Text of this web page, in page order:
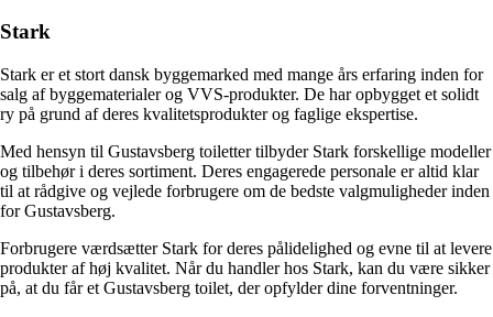
Stark
Stark er et stort dansk byggemarked med mange års erfaring inden for
salg af byggematerialer og VVS-produkter. De har opbygget et solidt
ry på grund af deres kvalitetsprodukter og faglige ekspertise.
Med hensyn til Gustavsberg toiletter tilbyder Stark forskellige modeller
og tilbehør i deres sortiment. Deres engagerede personale er altid klar
til at rådgive og vejlede forbrugere om de bedste valgmuligheder inden
for Gustavsberg.
Forbrugere værdsætter Stark for deres pålidelighed og evne til at levere
produkter af høj kvalitet. Når du handler hos Stark, kan du være sikker
på, at du får et Gustavsberg toilet, der opfylder dine forventninger.